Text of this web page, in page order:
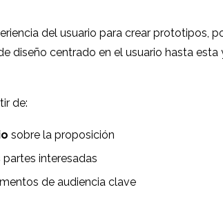
del usuario para crear prototipos,
diseño centrado en el usuario hasta esta
de:
sobre la proposición
interesadas
de audiencia clave